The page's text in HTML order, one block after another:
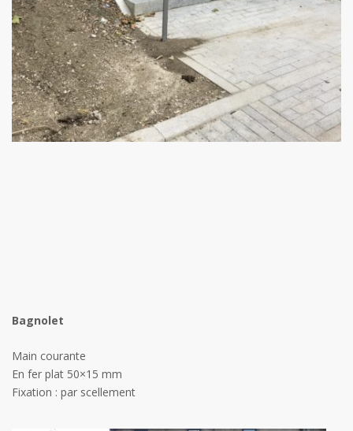
Bagnolet
Main courante
En fer plat 50×15 mm
Fixation : par scellement